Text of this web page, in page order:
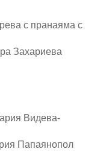
с пранаяма с
Захариева
Видева-
Папаянопол